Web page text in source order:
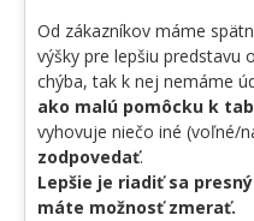
Od zákazníkov máme
výšky pre lepšiu predstavu
chýba, tak k nej nemáme
ako malú pomôcku k
vyhovuje niečo iné (voľné/
zodpovedať.
Lepšie je riadiť sa
máte možnosť zmerať.